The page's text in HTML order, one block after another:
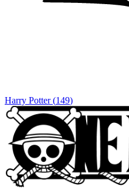
Harry Potter (149)